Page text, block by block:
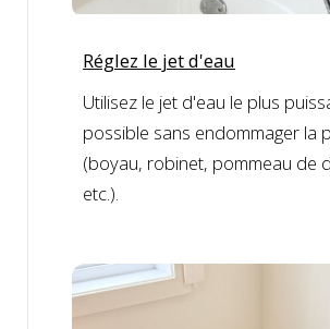
Réglez le jet d'eau
Utilisez le jet d'eau le plus
possible sans endommager la
(boyau, robinet, pommeau de
etc.).